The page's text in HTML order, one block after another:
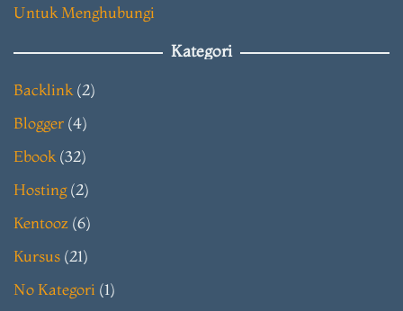
Untuk Menghubungi
Kategori
Backlink (2)
Blogger (4)
Ebook (32)
Hosting(2)
Kentooz (6)
Kursus (21)
No Kategori (1)